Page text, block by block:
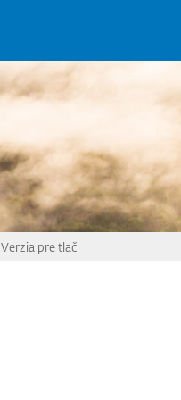
Verzia pre tlač